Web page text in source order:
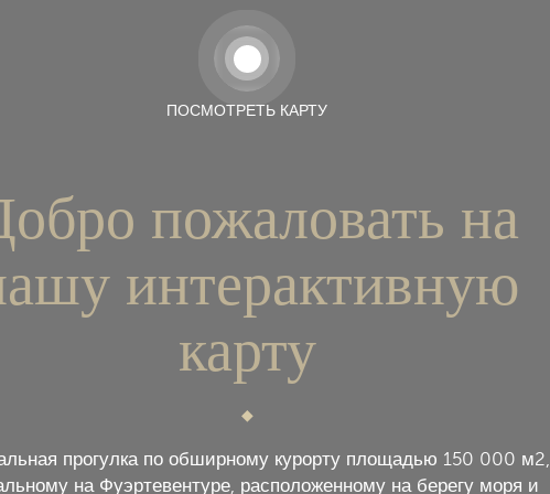
ПОСМОТРЕТЬ КАРТУ
пожаловать на
интерактивную
карту
прогулка по обширному курорту площадью 150 000 м2,
на Фуэртевентуре, расположенному на берегу моря и